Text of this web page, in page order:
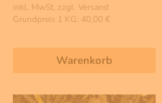
inkl. MwSt, zzgl. Versand
Grundpreis 1 KG: 40,00 €
Warenkorb